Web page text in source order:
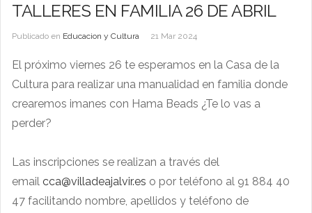
TALLERES EN FAMILIA 26 DE ABRIL
Publicado en Educacion y Cultura 21 Mar 2024
El próximo viernes 26 te esperamos en la Casa de la
Cultura para realizar una manualidad en familia donde
crearemos imanes con Hama Beads ¿Te lo vas a
perder?
Las inscripciones se realizan a través del
email cca@villadeajalvir.es o por teléfono al 91 884 40
47 facilitando nombre, apellidos y teléfono de